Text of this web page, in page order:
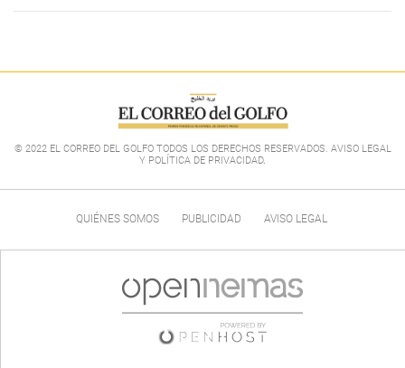
© 2022 EL CORREO DEL GOLFO TODOS LOS DERECHOS RESERVADOS. AVISO LEGAL
Y POLÍTICA DE PRIVACIDAD.
QUIÉNES SOMOS PUBLICIDAD AVISO LEGAL